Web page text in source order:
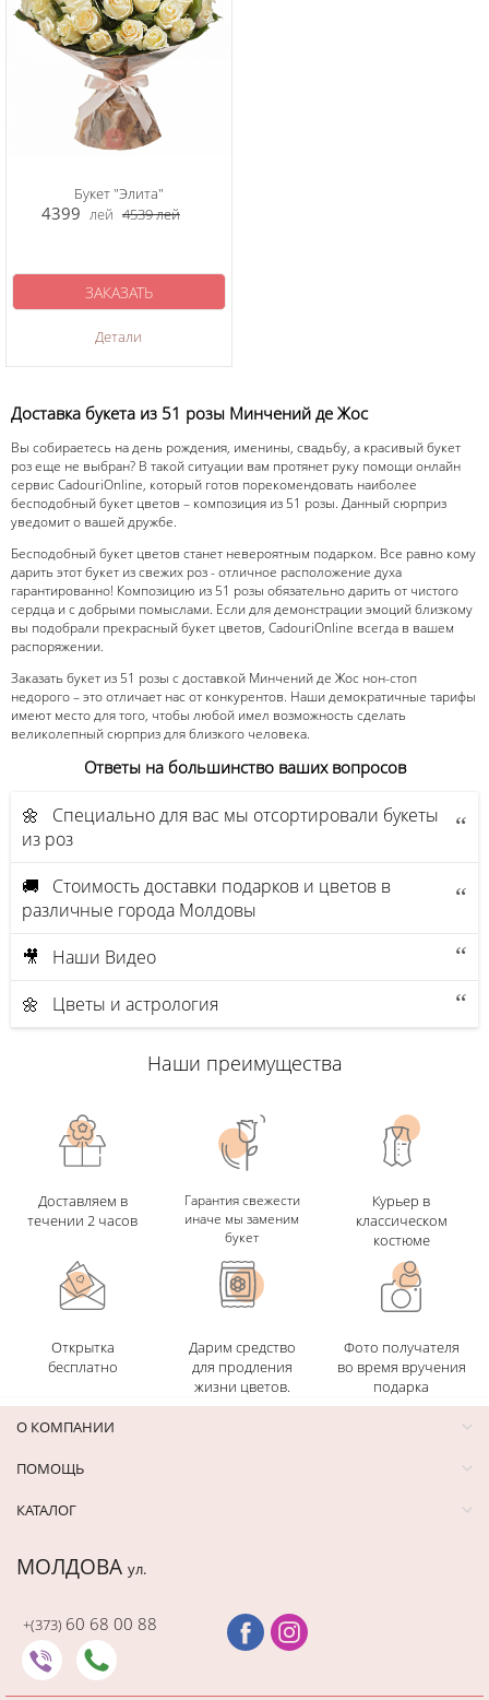
Букет "Элита"
4399 лей 4539лей
Детали
ЗАКАЗАТЬ
Доставка букета из 51 розы Минчений де Жос
Вы собираетесь на день рождения, именины, свадьбу, а красивый букет
роз еще не выбран? В такой ситуации вам протянет руку помощи онлайн
сервис CadouriOnline, который готов порекомендовать наиболее
бесподобный букет цветов – композиция из 51 розы. Данный сюрприз
уведомит о вашей дружбе.
Бесподобный букет цветов станет невероятным подарком. Все равно кому
дарить этот букет из свежих роз - отличное расположение духа
гарантированно! Композицию из 51 розы обязательно дарить от чистого
сердца и с добрыми помыслами. Если для демонстрации эмоций близкому
вы подобрали прекрасный букет цветов, CadouriOnline всегда в вашем
распоряжении.
Заказать букет из 51 розы с доставкой Минчений де Жос нон-стоп
недорого – это отличает нас от конкурентов. Наши демократичные тарифы
имеют место для того, чтобы любой имел возможность сделать
великолепный сюрприз для близкого человека.
Ответы на большинство ваших вопросов
🌼 Специально для вас мы отсортировали букеты
из роз
🚚 Стоимость доставки подарков и цветов в
различные города Молдовы
🎥 Наши Видео
🌼 Цветы и астрология
Наши преимущества
Доставляем в
течении 2 часов
Гарантия свежести
иначе мы заменим
букет
Курьер в
классическом
костюме
Открытка
бесплатно
Дарим средство
для продления
жизни цветов.
Фото получателя
во время вручения
подарка
О КОМПАНИИ
ПОМОЩЬ
КАТАЛОГ
МОЛДОВА ул.
+(373) 60 68 00 88